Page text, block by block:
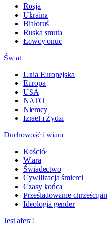
Rosja
Ukraina
Białoruś
Ruska smuta
Łowcy onuc
Świat
Unia Europejska
Europa
USA
NATO
Niemcy
Izrael i Żydzi
Duchowość i wiara
Kościół
Wiara
Świadectwo
Cywilizacja śmierci
Czasy końca
Prześladowanie chrześcijan
Ideologia gender
Jest afera!